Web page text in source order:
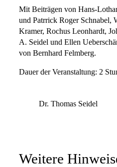
Mit Beiträgen von Hans-
und Patrrick Roger Schnabel,
Kramer, Rochus Leonhardt,
A. Seidel und Ellen
von Bernhard Felmberg.
Dauer der Veranstaltung: 2
Dr. Thomas Seidel
Weitere